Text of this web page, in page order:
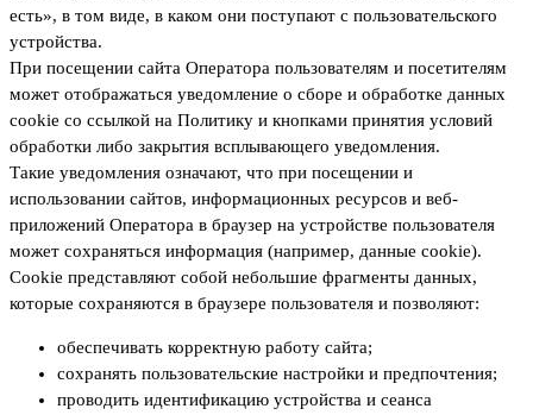
есть», в том виде, в каком они поступают с пользовательского
устройства.
При посещении сайта Оператора пользователям и посетителям
может отображаться уведомление о сборе и обработке данных
cookie со ссылкой на Политику и кнопками принятия условий
обработки либо закрытия всплывающего уведомления.
Такие уведомления означают, что при посещении и
использовании сайтов, информационных ресурсов и веб-
приложений Оператора в браузер на устройстве пользователя
может сохраняться информация (например, данные cookie).
Cookie представляют собой небольшие фрагменты данных,
которые сохраняются в браузере пользователя и позволяют:
обеспечивать корректную работу сайта;
сохранять пользовательские настройки и предпочтения;
проводить идентификацию устройства и сеанса